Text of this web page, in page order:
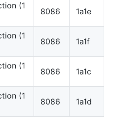
(1
8086 1a1e
(1
8086 1a1f
(1
8086 1a1c
(1
8086 1a1d